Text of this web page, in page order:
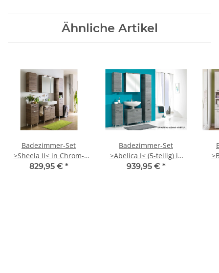
Ähnliche Artikel
Badezimmer-Set
>Sheela II< in Chrom-
Glanz - 150x195,5x33cm
829,95 € *
Badezimmer-Set
>Abelica I< (5-teilig) in
Graphit Struktur -
939,95 € *